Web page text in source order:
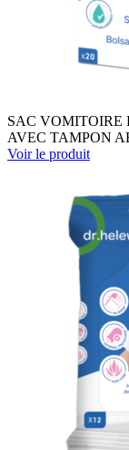
SAC VOMITOIRE
AVEC TAMPON
Voir le produit